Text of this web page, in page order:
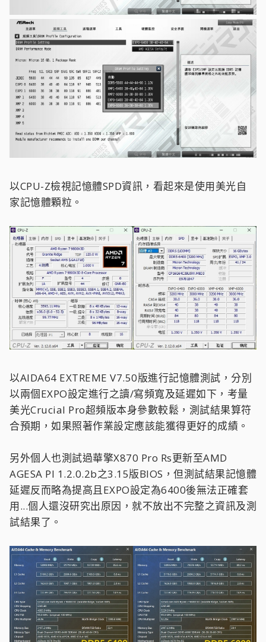
以CPU-Z檢視記憶體SPD資訊，看起來是使用美光自
家記憶體顆粒。
以AIDA64 EXTREME V7.50版進行記憶體測試，分別
以兩個EXPO設定進行之讀/寫頻寬及延遲如下，考量
美光Crucial Pro超頻版本身參數較鬆，測試結果算符
合預期，如果照著作業設定應該能獲得更好的成績。
另外個人也測試過華擎X870 Pro Rs更新至AMD
AGESA PI 1.2.0.2b之3.15版BIOS，但測試結果記憶體
延遲反而略為提高且EXPO設定為6400後無法正確套
用...個人還沒研究出原因，就不放出不完整之資訊及測
試結果了。